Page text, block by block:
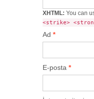
XHTML: You can
<strike>
Ad *
E-posta *